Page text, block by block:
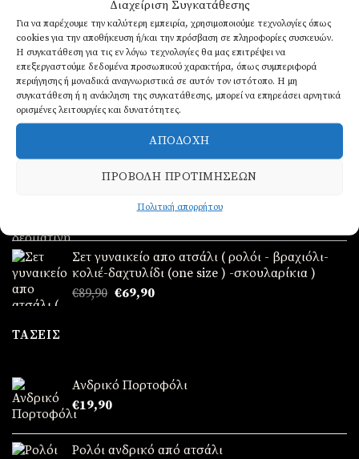
Διαχείριση Συγκατάθεσης
Για να παρέχουμε την καλύτερη εμπειρία, χρησιμοποιούμε τεχνολογίες όπως
cookies για την αποθήκευση ή/και την πρόσβαση σε πληροφορίες συσκευών.
Η συγκατάθεση για τις εν λόγω τεχνολογίες θα μας επιτρέψει να
επεξεργαστούμε δεδομένα προσωπικού χαρακτήρα, όπως συμπεριφορά
περιήγησης ή μοναδικά αναγνωριστικά σε αυτόν τον ιστότοπο. Η μη
συγκατάθεση ή η ανάκληση της συγκατάθεσης, μπορεί να επηρεάσει αρνητικά
ορισμένες λειτουργίες και δυνατότητες.
ΑΠΟΔΟΧΉ
ΠΡΟΒΟΛΉ ΠΡΟΤΙΜΉΣΕΩΝ
Πολιτική απορρήτου
ΝΈΑ ΠΑΡΑΛΑΒΉ!
Ανδρικά δερμάτινα βραχιόλια 3 σειρές
€17,90
Original
was:
€49,90.
39,90Η
τιμή
είναι:
€39,90.
Original
was:
€49,90.
39,90Η
τιμή
είναι:
€39,90.
Σετ γυναικείο απο ατσάλι ( ρολόι - βραχιόλι-
κολιέ-δαχτυλίδι (one size ) -σκουλαρίκια )
€89,90 Original
€69,90Η
ΤΆΣΕΙΣ
Ανδρικό Πορτοφόλι
€19,90
Ρολόι ανδρικό από ατσάλι